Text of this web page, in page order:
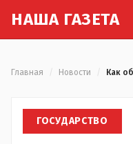
НАША ГАЗЕТА
Главная Новости
ГОСУДАРСТВО